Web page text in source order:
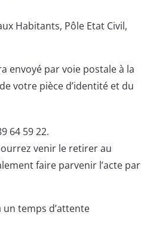
Habitants, Pôle Etat Civil,
envoyé par voie postale à la
votre pièce d’identité et du
64 59 22.
venir le retirer au
faire parvenir l’acte par
temps d’attente